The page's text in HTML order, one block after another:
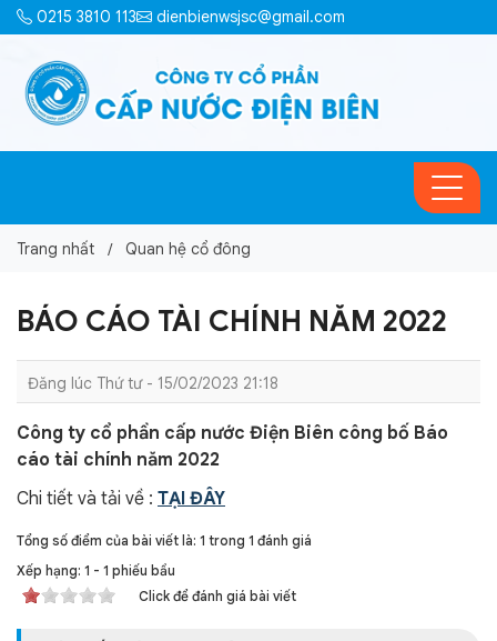
0215 3810 113 dienbienwsjsc@gmail.com
Trang nhất Quan hệ cổ đông
BÁO CÁO TÀI CHÍNH NĂM 2022
Đăng lúc Thứ tư - 15/02/2023 21:18
Công ty cổ phần cấp nước Điện Biên công bố Báo
cáo tài chính năm 2022
Chi tiết và tải về : TẠI ĐÂY
Tổng số điểm của bài viết là: 1 trong 1 đánh giá
Xếp hạng: 1 - 1 phiếu bầu
Click để đánh giá bài viết